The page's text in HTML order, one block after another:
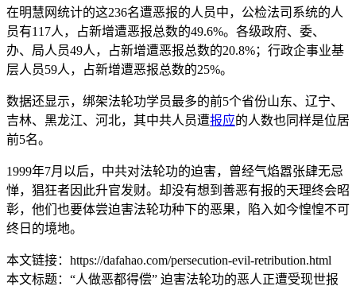
在明慧网统计的这236名遭恶报的人员中，公检法司系统的人
员有117人，占新增遭恶报总数的49.6%。各级政府、委、
办、局人员49人，占新增遭恶报总数的20.8%；行政企事业基
层人员59人，占新增遭恶报总数的25%。
数据还显示，绑架法轮功学员最多的前5个省份山东、辽宁、
吉林、黑龙江、河北，其中共人员遭报应的人数也同样是位居
前5名。
1999年7月以后，中共对法轮功的迫害，曾经气焰嚣张肆无忌
惮，猖狂者因此升官发财。却没有想到善恶有报的天理终会昭
彰，他们也要体尝迫害法轮功种下的恶果，陷入如今惶惶不可
终日的境地。
本文链接：https://dafahao.com/persecution-evil-retribution.html
本文标题：“人做恶都得偿” 迫害法轮功的恶人正遭受现世报